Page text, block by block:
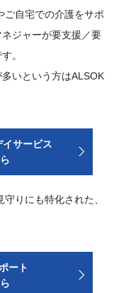
ご自宅での介護をサポ
ジャーが要支援／要
。
いという方はALSOK
サービス
りにも特化された、
ート